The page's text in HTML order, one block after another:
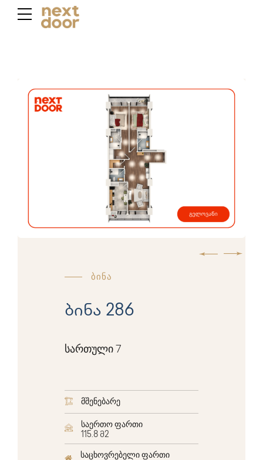
ბინა
ბინა 286
სართული 7
მშენებარე
საერთო ფართი
115.8 მ2
საცხოვრებელი ფართი